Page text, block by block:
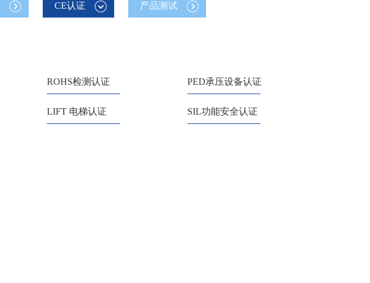
CE认证 产品测试
ROHS检测认证 PED承压设备认证
LIFT 电梯认证 SIL功能安全认证